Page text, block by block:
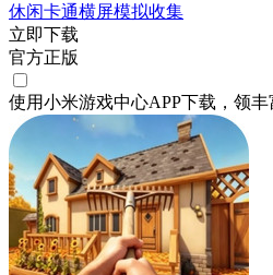
休闲卡通横屏模拟收集
立即下载
官方正版
使用小米游戏中心APP下载 ，领